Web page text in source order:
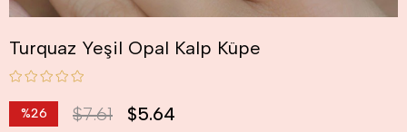
Turquaz Yeşil Opal Kalp Küpe
%26
$7.61 $5.64